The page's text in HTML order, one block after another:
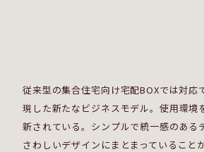
従来型の集合住宅向け宅配BOXでは対
現した新たなビジネスモデル。使用環
新されている。シンプルで統一感のある
さわしいデザインにまとまっていること